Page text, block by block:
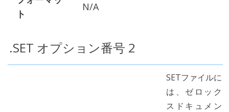
ト
N/A
.SET オプション番号 2
SETファイルに
は、ゼロック
スドキュメン